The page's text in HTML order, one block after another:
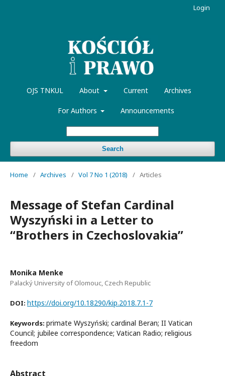
OJS TNKUL About Current Archives
For Authors Announcements
Search
Login
Home / Archives / Vol 7 No 1 (2018) / Articles
Message of Stefan Cardinal
Wyszyński in a Letter to
“Brothers in Czechoslovakia”
Monika Menke
Palacký University of Olomouc, Czech Republic
DOI: https://doi.org/10.18290/kip.2018.7.1-7
Keywords: primate Wyszyński; cardinal Beran; II Vatican
Council; jubilee correspondence; Vatican Radio; religious
freedom
Abstract